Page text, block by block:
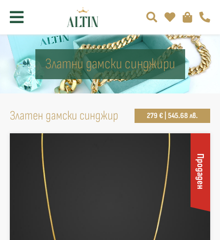
Златни дамски синджири
Златен дамски синджир 279 € | 545.68 лв.
Продаден